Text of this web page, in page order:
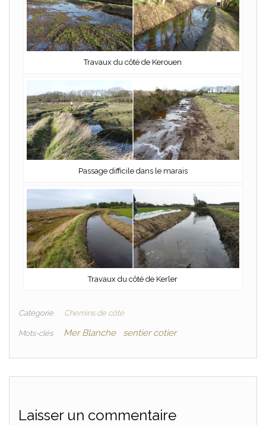
Travaux du côté de Kerouen
Passage difficile dans le marais
Travaux du côté de Kerler
Catégorie Chemins de côte
Mots-clés Mer Blanche sentier cotier
Laisser un commentaire